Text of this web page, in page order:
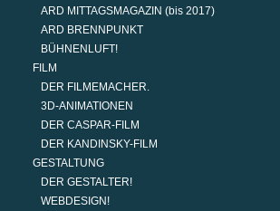
ARD MITTAGSMAGAZIN (bis 2017)
ARD BRENNPUNKT
BÜHNENLUFT!
FILM
DER FILMEMACHER.
3D-ANIMATIONEN
DER CASPAR-FILM
DER KANDINSKY-FILM
GESTALTUNG
DER GESTALTER!
WEBDESIGN!